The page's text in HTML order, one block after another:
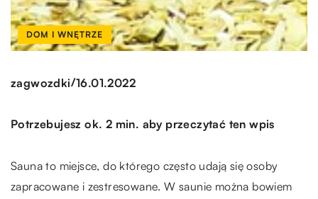
DOM I WNĘTRZE
zagwozdki/16.01.2022
Potrzebujesz ok. 2 min. aby przeczytać ten wpis
Sauna to miejsce, do którego często udają się osoby
zapracowane i zestresowane. W saunie można bowiem